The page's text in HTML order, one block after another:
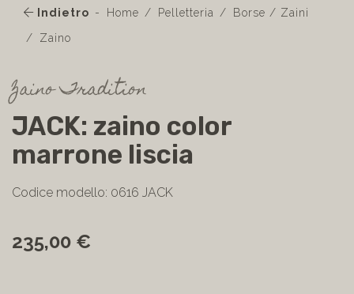
Indietro Home Pelletteria
Borse / Zaini
Zaino
Zaino Tradition
JACK: zaino color
marrone liscia
Codice modello: 0616 JACK
235,00 €